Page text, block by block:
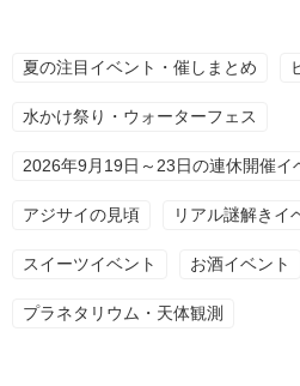
夏の注目イベント・催しまとめ
水かけ祭り・ウォーターフェス
2026年9月19日～23日の連休開催イ
アジサイの見頃 リアル謎解きイ
スイーツイベント お酒イベント
プラネタリウム・天体観測